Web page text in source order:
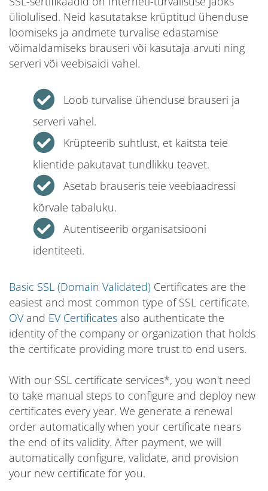
üliolulised. Neid kasutatakse krüptitud ühenduse
loomiseks ja andmete turvalise edastamise
võimaldamiseks brauseri või kasutaja arvuti ning
serveri või veebisaidi vahel.
Loob turvalise ühenduse brauseri ja
serveri vahel.
Krüpteerib suhtlust, et kaitsta teie
klientide pakutavat tundlikku teavet.
Asetab brauseris teie veebiaadressi
kõrvale tabaluku.
Autentiseerib organisatsiooni
identiteeti.
Basic SSL (Domain Validated) Certificates are the
easiest and most common type of SSL certificate.
OVand EV Certificates also authenticate the
identity of the company or organization that holds
the certificate providing more trust to end users.
With our SSL certificate services*, you won't need
to take manual steps to configure and deploy new
certificates every year. We generate a renewal
order automatically when your certificate nears
the end of its validity. After payment, we will
automatically configure, validate, and provision
your new certificate for you.